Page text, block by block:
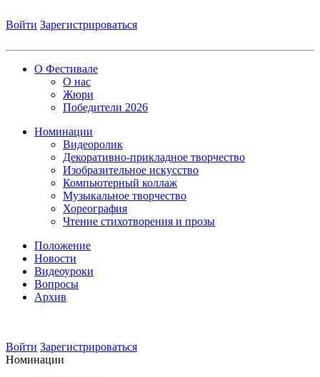
Войти Зарегистрироваться
О Фестивале
О нас
Жюри
Победители 2026
Номинации
Видеоролик
Декоративно-прикладное творчество
Изобразительное искусство
Компьютерный коллаж
Музыкальное творчество
Хореография
Чтение стихотворения и прозы
Положение
Новости
Видеоуроки
Вопросы
Архив
Войти Зарегистрироваться
Номинации